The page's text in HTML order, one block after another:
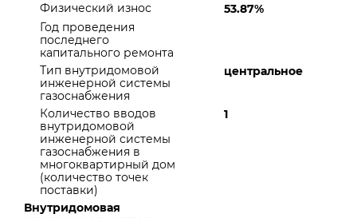
Физический износ
53.87%
Год проведения
последнего
капитального ремонта
Тип внутридомовой
инженерной системы
газоснабжения
центральное
Количество вводов
внутридомовой
инженерной системы
газоснабжения в
многоквартирный дом
(количество точек
поставки)
1
Внутридомовая